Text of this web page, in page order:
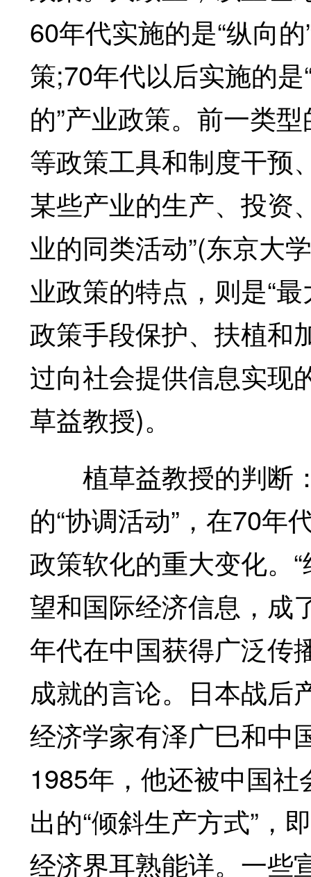
60年代实施的是“纵向
策;70年代以后实施的是
的”产业政策。前一类
等政策工具和制度干预
某些产业的生产、投资
业的同类活动”(东京大
业政策的特点，则是“
政策手段保护、扶植和
过向社会提供信息实现
草益教授)。
植草益教授的判断
的“协调活动”，在70年
政策软化的重大变化。
望和国际经济信息，成
年代在中国获得广泛传
成就的言论。日本战后
经济学家有泽广巳和中
1985年，他还被中国
出的“倾斜生产方式”，
经济界耳熟能详。一些